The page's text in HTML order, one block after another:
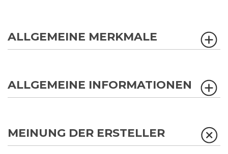
ALLGEMEINE MERKMALE
ALLGEMEINE INFORMATIONEN
MEINUNG DER ERSTELLER